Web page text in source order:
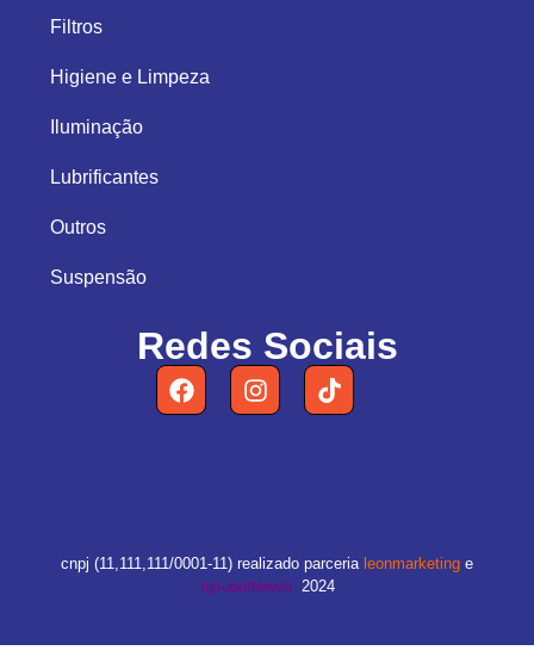
Filtros
Higiene e Limpeza
Iluminação
Lubrificantes
Outros
Suspensão
Redes Sociais
cnpj (11,111,111/0001-11) realizado parceria leonmarketing e
rgsuporteweb 2024